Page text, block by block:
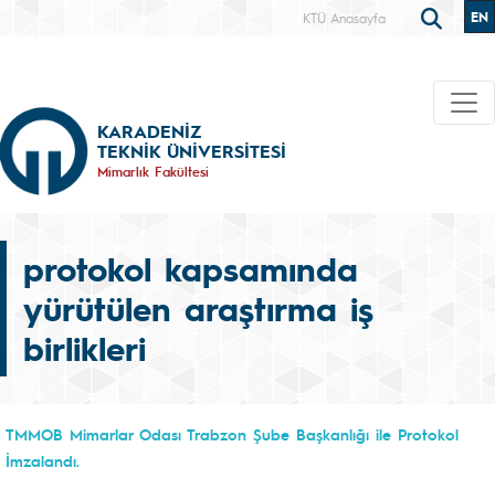
KTÜ Anasayfa EN
KARADENİZ
TEKNİK ÜNİVERSİTESİ
Mimarlık Fakültesi
protokol kapsamında
yürütülen araştırma iş
birlikleri
TMMOB Mimarlar Odası Trabzon Şube Başkanlığı ile Protokol
İmzalandı.